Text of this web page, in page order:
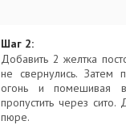
Шаг 2:
Добавить 2 желтка
не свернулись. Затем
огонь и помешивая
пропустить через
пюре.